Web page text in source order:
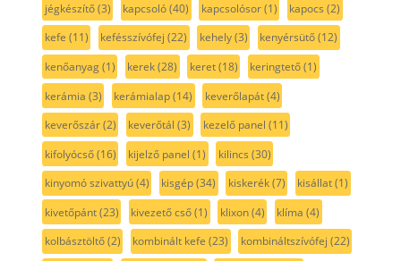
jégkészítő(3) kapcsoló(40) kapcsolósor(1) kapocs (2)
kefe (11) kefésszívófej (22) kehely(3) kenyérsütő(12)
kenőanyag(1) kerek(28) keret(18) keringtető(1)
kerámia (3) kerámialap(14) keverőlapát(4)
keverőszár(2) keverőtál (3) kezelő panel (11)
kifolyócső(16) kijelző panel (1) kilincs (30)
kinyomó szivattyú(4) kisgép(34) kiskerék(7) kisállat(1)
kivetőpánt(23) kivezető cső(1) klixon(4) klíma (4)
kolbásztöltő(2) kombinált kefe (23) kombináltszívófej (22)